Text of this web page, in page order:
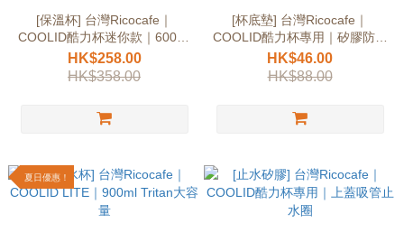
[保溫杯] 台灣Ricocafe｜
COOLID酷力杯迷你款｜600ml
陶瓷塗層
HK$258.00
HK$358.00
[杯底墊] 台灣Ricocafe｜
COOLID酷力杯專用｜矽膠防刮
底墊
HK$46.00
HK$88.00
夏日優惠！